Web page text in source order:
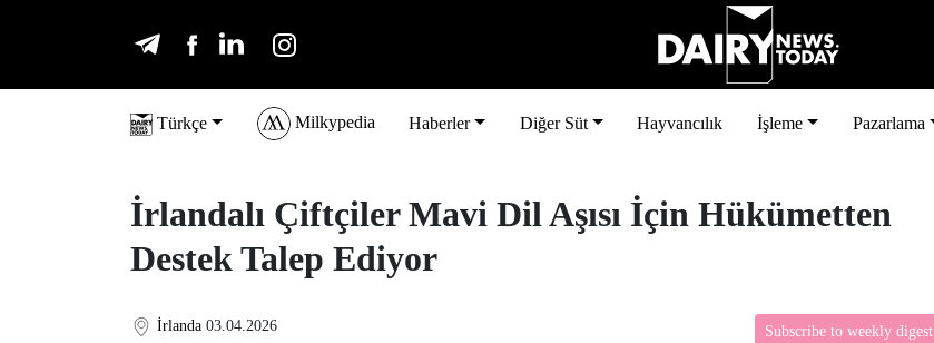
Türkçe Milkypedia Haberler Diğer Süt Hayvancılık İşleme Pazarlama
İrlandalı Çiftçiler Mavi Dil Aşısı İçin Hükümetten
Destek Talep Ediyor
İrlanda 03.04.2026 Subscribe to weekly digest